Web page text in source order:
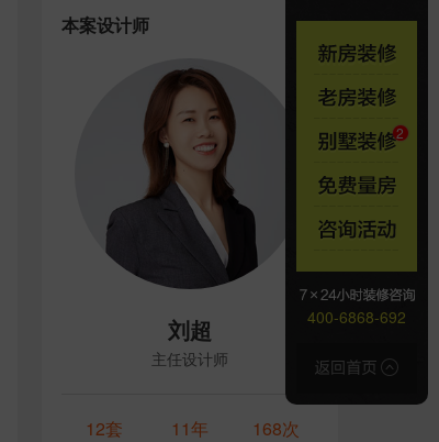
本案设计师
刘超
主任设计师
168次
11年
12套
400-6868-692